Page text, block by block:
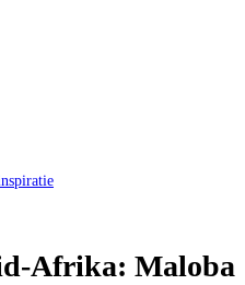
Afrika: Maloba